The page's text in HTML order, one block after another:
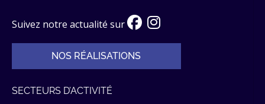
Suivez notre actualité sur
NOS RÉALISATIONS
SECTEURS D’ACTIVITÉ